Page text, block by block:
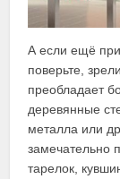
А если ещё при
поверьте,
преобладает
деревянные
металла или
замечательно
тарелок,